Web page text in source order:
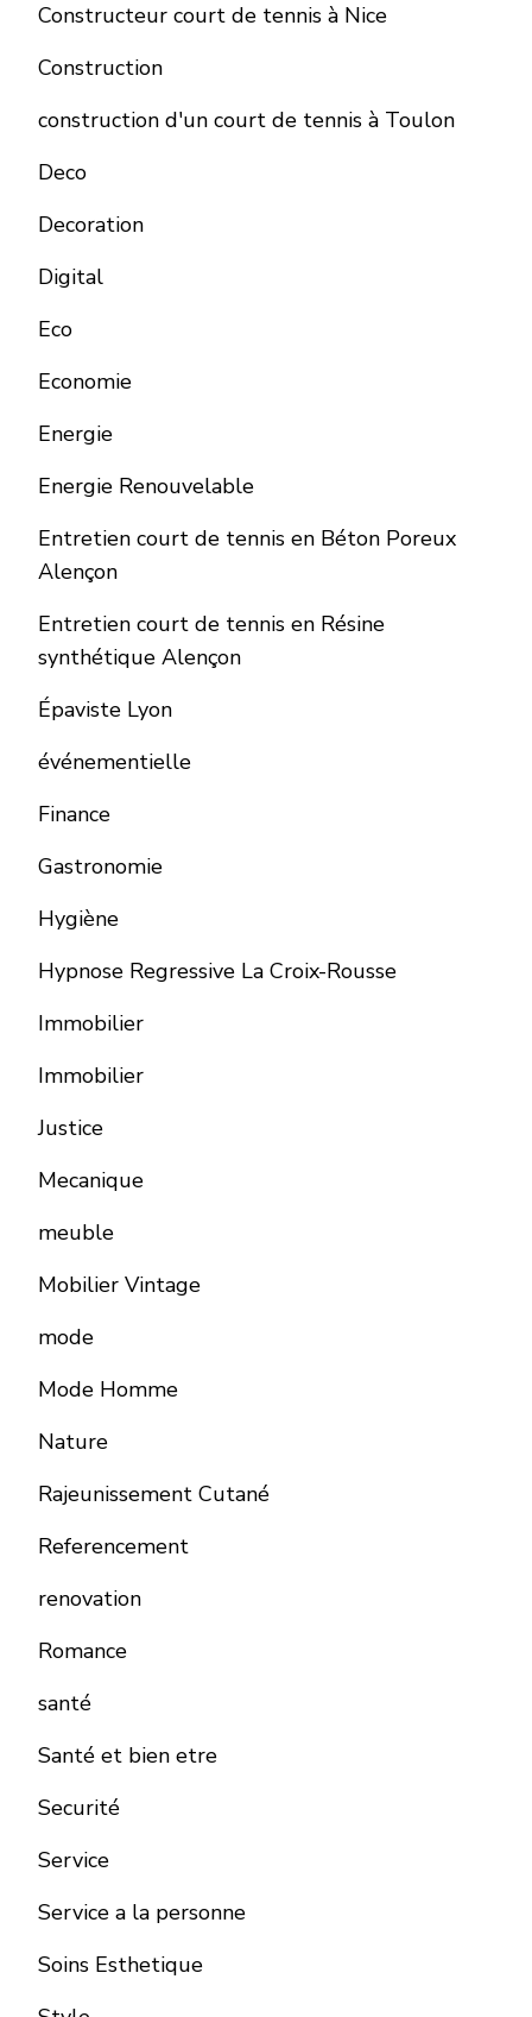
Constructeur court de tennis à Nice
Construction
construction d'un court de tennis à Toulon
Deco
Decoration
Digital
Eco
Economie
Energie
Energie Renouvelable
Entretien court de tennis en Béton Poreux
Alençon
Entretien court de tennis en Résine
synthétique Alençon
Épaviste Lyon
événementielle
Finance
Gastronomie
Hygiène
Hypnose Regressive La Croix-Rousse
Immobilier
Immobilier
Justice
Mecanique
meuble
Mobilier Vintage
mode
Mode Homme
Nature
Rajeunissement Cutané
Referencement
renovation
Romance
santé
Santé et bien etre
Securité
Service
Service a la personne
Soins Esthetique